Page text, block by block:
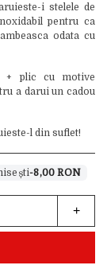
i stelele de
pentru ca
odata cu
+ plic cu motive
a darui un cadou
l din suflet!
-8,00 RON
+